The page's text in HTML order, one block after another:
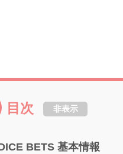
目次 非表示
BETS 基本情報